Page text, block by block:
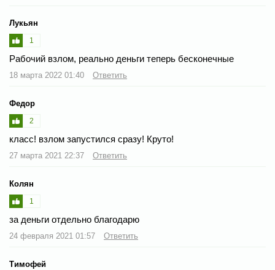
Лукьян
1
Рабочий взлом, реально деньги теперь бесконечные
18 марта 2022 01:40 Ответить
Федор
2
класс! взлом запустился сразу! Круто!
27 марта 2021 22:37 Ответить
Колян
1
за деньги отдельно благодарю
24 февраля 2021 01:57 Ответить
Тимофей